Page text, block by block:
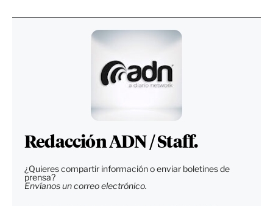
Redacción ADN / Staff.
¿Quieres compartir información o enviar boletines de
prensa?
Envíanos un correo electrónico.